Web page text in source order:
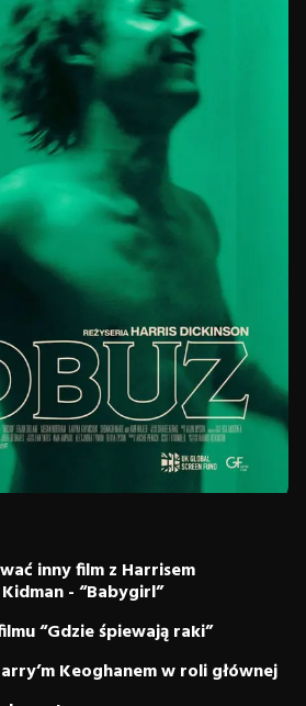
inny film z Harrisem
- “Babygirl”
“Gdzie śpiewają raki”
Keoghanem w roli głównej